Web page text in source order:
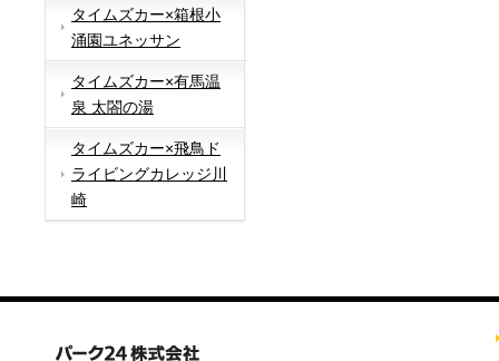
タイムズカー×箱根小
涌園ユネッサン
タイムズカー×有馬温
泉 太閤の湯
タイムズカー×飛鳥ド
ライビングカレッジ川
崎